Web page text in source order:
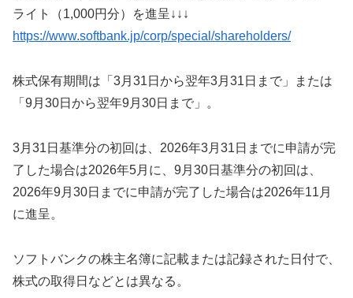
ライト（1,000円分）を進呈↓↓↓
https://www.softbank.jp/corp/special/shareholders/
株式保有期間は「3月31日から翌年3月31日まで」または
「9月30日から翌年9月30日まで」。
3月31日基準分の初回は、2026年3月31日までに申請が完
了した場合は2026年5月に、9月30日基準分の初回は、
2026年9月30日までに申請が完了した場合は2026年11月
に進呈。
ソフトバンクの株主名簿に記載または記録された日付で、
株式の取得日などとは異なる。